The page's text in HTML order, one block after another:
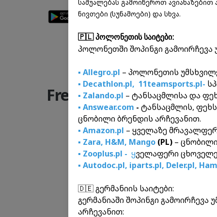
Frequently Asked
Do I need
No. Inex
specifying
In which
The parcel
shipped.
How to
After the
account or
Where can
საშუალებას გამოიწეროთ
ნივთები (სუნამოები) და სხვა.
🇵🇱 პოლონეთის საიტები:
პოლონეთში შოპინგი
▪️ Allegro.pl – პოლონეთის
▪️ Decathlon.pl, 11teamsports.pl-
▪️ Zalando.pl – ტანსაცმლისა და
▪️ Answear.com - ტანსაცმლის,
ცნობილი ბრენდის არჩევანით.
▪️ Amazon.pl – ყველაზე
▪️ Zara, H&M, Mango (PL) –
▪️ Zooplus.pl - ყველაფერი
▪️ Autodoc.pl, iparts.pl, Deler.pl,
🇩🇪 გერმანიის საიტები:
გერმანიაში შოპინგი
არჩევანით: